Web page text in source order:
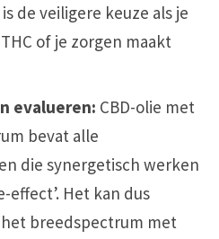
de veiligere keuze als je
of je zorgen maakt
evalueren: CBD-olie met
bevat alle
die synergetisch werken
effect’. Het kan dus
breedspectrum met